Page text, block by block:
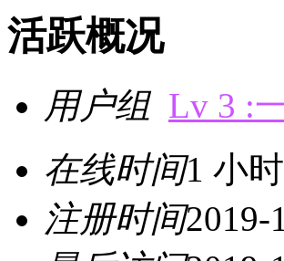
活跃概况
用户组 Lv 3 :
在线时间1 小时
注册时间2019-